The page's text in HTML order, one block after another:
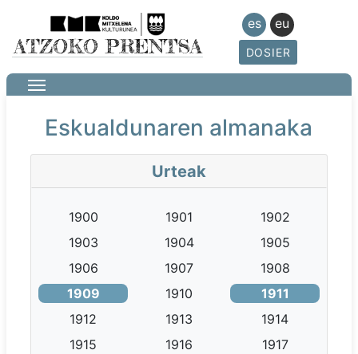
es eu
DOSIER
Eskualdunaren almanaka
Urteak
1900 1901
1902
1903
1904
1905
1906
1907
1908
1909
1910
1911
1912
1913
1914
1915
1916
1917